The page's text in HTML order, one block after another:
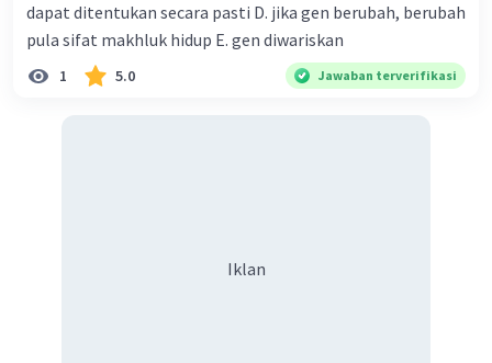
dapat ditentukan secara pasti D. jika gen berubah, berubah
pula sifat makhluk hidup E. gen diwariskan
1 5.0 Jawaban terverifikasi
Iklan